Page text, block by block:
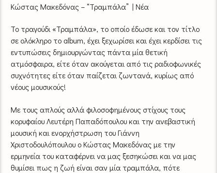
Κώστας Μακεδόνας – “Τραμπάλα” | Νέα
Το τραγούδι «Τραμπάλα», το οποίο έδωσε και τον τίτλο
σε ολόκληρο το album, έχει ξεχωρίσει και έχει κερδίσει τις
εντυπώσεις δημιουργώντας πάντα μία θετική
ατμόσφαιρα, είτε όταν ακούγεται από τις ραδιοφωνικές
συχνότητες είτε όταν παίζεται ζωντανά, κυρίως από
νέους μουσικούς!
Με τους απλούς αλλά φιλοσοφημένους στίχους τους
κορυφαίου Λευτέρη Παπαδόπουλου και την ανεβαστική
μουσική και ενορχήστρωση του Γιάννη
Χριστοδουλόπουλου ο Κώστας Μακεδόνας με την
ερμηνεία του καταφέρνει να μας ξεσηκώσει και να μας
θυμίσει πως η ζωή είναι σαν μία τραμπάλα, πότε